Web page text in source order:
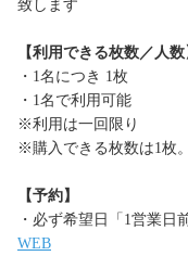
致します
【利用できる枚数／人数
・1名につき 1枚
・1名で利用可能
※利用は一回限り
※購入できる枚数は1枚
【予約】
・必ず希望日「1営業日
WEB